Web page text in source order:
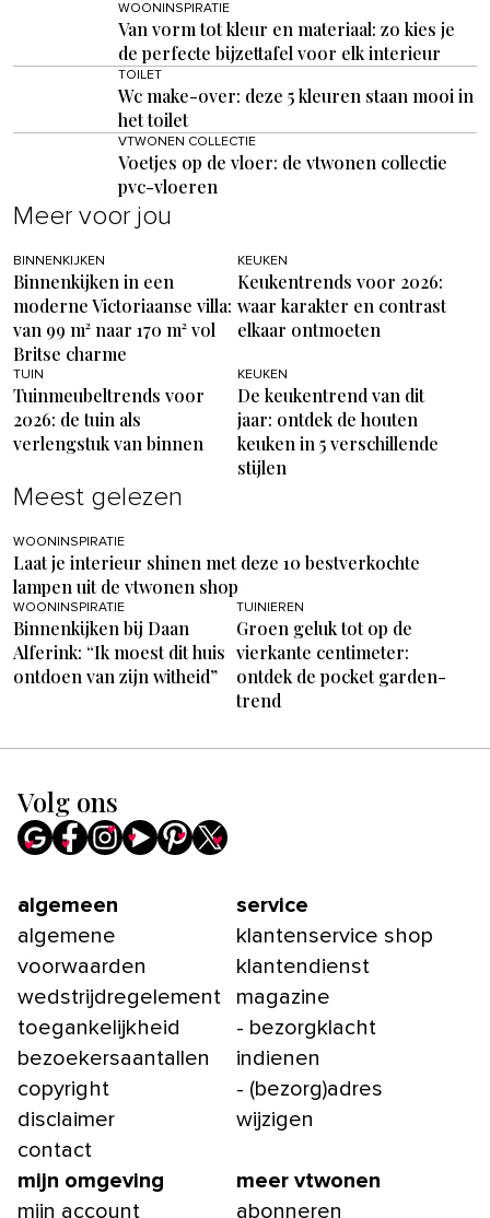
WOONINSPIRATIE
Van vorm tot kleur en materiaal: zo kies je
de perfecte bijzettafel voor elk interieur
TOILET
Wc make-over: deze 5 kleuren staan mooi in
het toilet
VTWONEN COLLECTIE
Voetjes op de vloer: de vtwonen collectie
pvc-vloeren
Meer voor jou
BINNENKIJKEN
Binnenkijken in een
moderne Victoriaanse villa:
van 99 m² naar 170 m² vol
Britse charme
KEUKEN
Keukentrends voor 2026:
waar karakter en contrast
elkaar ontmoeten
TUIN
Tuinmeubeltrends voor
2026: de tuin als
verlengstuk van binnen
KEUKEN
De keukentrend van dit
jaar: ontdek de houten
keuken in 5 verschillende
stijlen
Meest gelezen
WOONINSPIRATIE
Laat je interieur shinen met deze 10 bestverkochte
lampen uit de vtwonen shop
WOONINSPIRATIE
Binnenkijken bij Daan
Alferink: “Ik moest dit huis
ontdoen van zijn witheid”
TUINIEREN
Groen geluk tot op de
vierkante centimeter:
ontdek de pocket garden-
trend
Volg ons
algemeen
algemene
voorwaarden
wedstrijdregelement
toegankelijkheid
bezoekersaantallen
copyright
disclaimer
contact
service
klantenservice shop
klantendienst
magazine
- bezorgklacht
indienen
- (bezorg)adres
wijzigen
mijn omgeving
mijn account
meer vtwonen
abonneren